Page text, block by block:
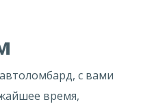
с вами
время,